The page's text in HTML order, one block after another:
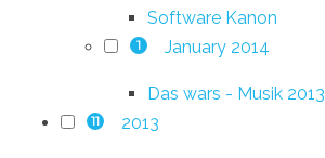
Software Kanon
1 January 2014
Das wars - Musik 2013
11 2013